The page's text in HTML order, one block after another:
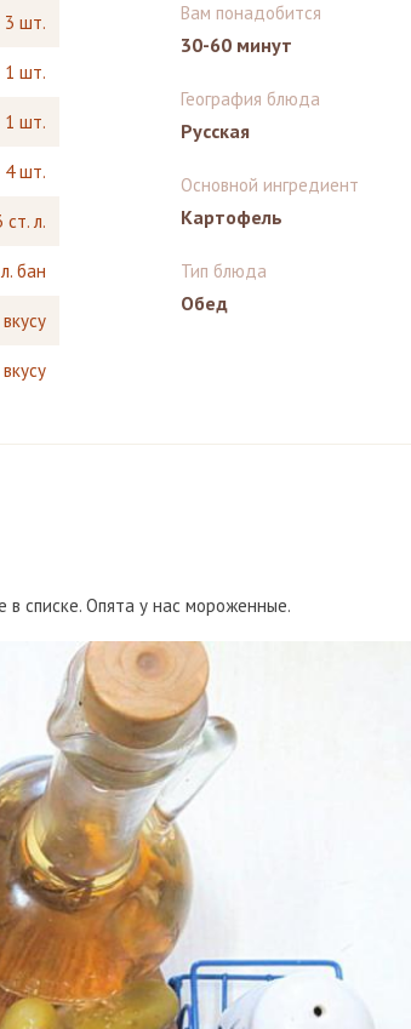
3 шт.
1 шт.
1 шт.
4 шт.
ст. л.
бан
Вам понадобится
30-60 минут
География блюда
Русская
Основной ингредиент
Картофель
Тип блюда
Обед
в списке. Опята у нас мороженные.